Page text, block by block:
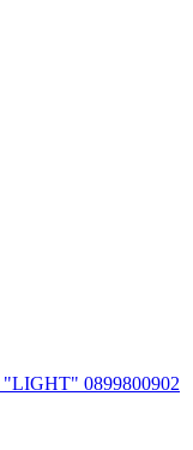
"LIGHT" 0899800902